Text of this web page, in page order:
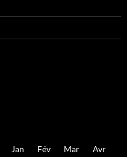
Jan Fév Mar Avr